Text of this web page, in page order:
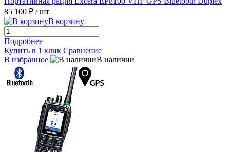
85 100 ₽ / шт
В корзину
Подробнее
Купить в 1 клик Сравнение
В избранное
В наличии